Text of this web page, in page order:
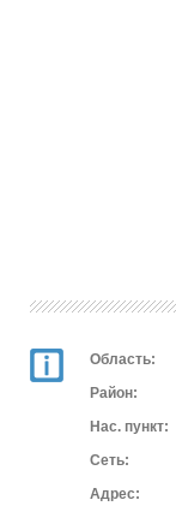
Область:
Район:
Нас. пункт:
Сеть:
Адрес: